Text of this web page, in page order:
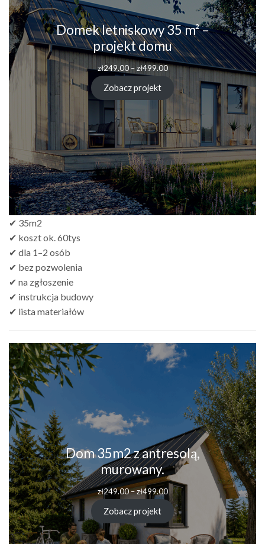
Domek letniskowy 35 m² –
projekt domu
zł249.00 – zł499.00Zakres
zł249.00
zł499.00
Zobacz projekt
✔ 35m2
✔ koszt ok. 60tys
✔ dla 1–2 osób
✔ bez pozwolenia
✔ na zgłoszenie
✔ instrukcja budowy
✔ lista materiałów
Dom 35m2 z antresolą,
murowany.
zł249.00–zł499.00Zakres
cen:
od
zł249.00
do
zł499.00
Zobacz projekt